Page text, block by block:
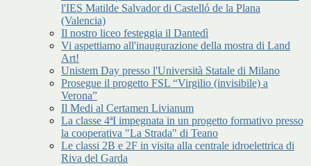
l'IES Matilde Salvador di Castelló de la Plana
(Valencia)
Il nostro liceo festeggia il Dantedì
Vi aspettiamo all'inaugurazione della mostra di Land
Art!
Unistem Day presso l'Università Statale di Milano
Prosegue il progetto FSL “Virgilio (invisibile) a
Verona”
Il Medi al Certamen Livianum
La classe 4ªI impegnata in un progetto formativo presso
la cooperativa "La Strada" di Teano
Le classi 2B e 2F in visita alla centrale idroelettrica di
Riva del Garda